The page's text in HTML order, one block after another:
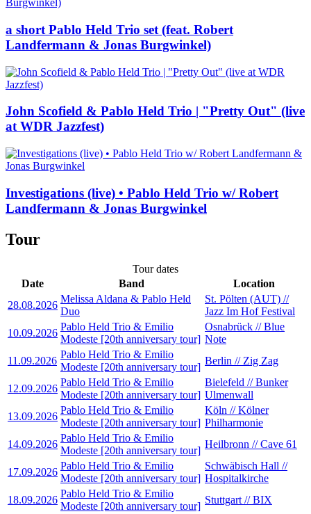
a short Pablo Held Trio set (feat. Robert
Landfermann & Jonas Burgwinkel)
John Scofield & Pablo Held Trio | "Pretty Out" (live
at WDR Jazzfest)
Investigations (live) • Pablo Held Trio w/ Robert
Landfermann & Jonas Burgwinkel
Tour
Tour dates
Date
Band
Location
28.08.2026
Melissa Aldana & Pablo Held
Duo
St. Pölten (AUT) //
Jazz Im Hof Festival
10.09.2026
Pablo Held Trio & Emilio
Modeste [20th anniversary tour]
Osnabrück // Blue
Note
11.09.2026
Pablo Held Trio & Emilio
Modeste [20th anniversary tour]
Berlin // Zig Zag
12.09.2026
Pablo Held Trio & Emilio
Modeste [20th anniversary tour]
Bielefeld // Bunker
Ulmenwall
13.09.2026
Pablo Held Trio & Emilio
Modeste [20th anniversary tour]
Köln // Kölner
Philharmonie
14.09.2026
Pablo Held Trio & Emilio
Modeste [20th anniversary tour]
Heilbronn // Cave 61
17.09.2026
Pablo Held Trio & Emilio
Modeste [20th anniversary tour]
Schwäbisch Hall //
Hospitalkirche
18.09.2026
Pablo Held Trio & Emilio
Modeste [20th anniversary tour]
Stuttgart // BIX